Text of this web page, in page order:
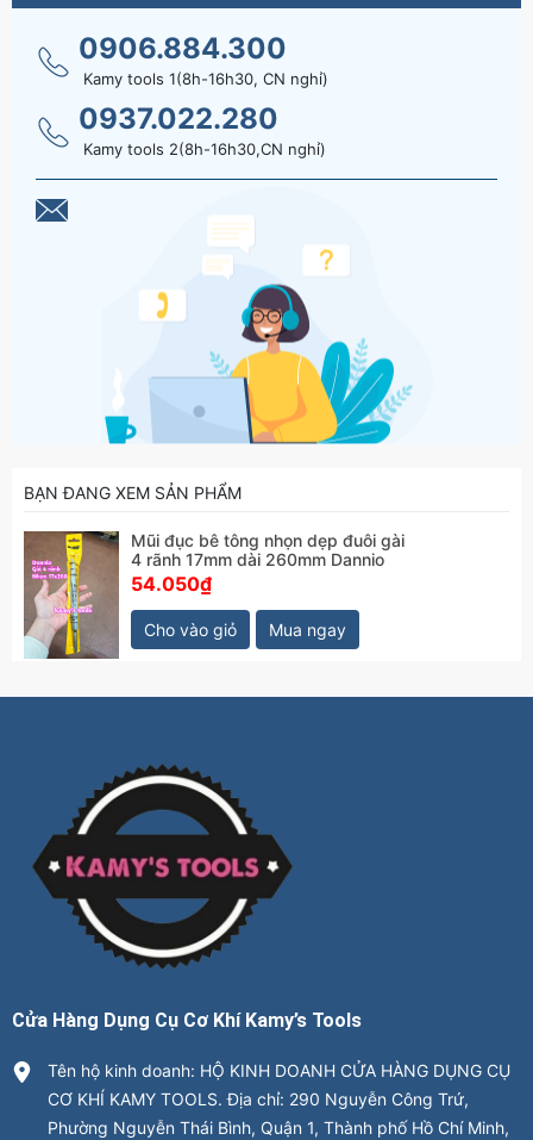
0906.884.300
Kamy tools 1(8h-16h30, CN nghỉ)
0937.022.280
Kamy tools 2(8h-16h30,CN nghỉ)
BẠN ĐANG XEM SẢN PHẨM
Mũi đục bê tông nhọn dẹp đuôi gài
4 rãnh 17mm dài 260mm Dannio
54.050₫
Cho vào giỏ Mua ngay
Cửa Hàng Dụng Cụ Cơ Khí Kamy’s Tools
Tên hộ kinh doanh: HỘ KINH DOANH CỬA HÀNG DỤNG CỤ
CƠ KHÍ KAMY TOOLS. Địa chỉ: 290 Nguyễn Công Trứ,
Phường Nguyễn Thái Bình, Quận 1, Thành phố Hồ Chí Minh,